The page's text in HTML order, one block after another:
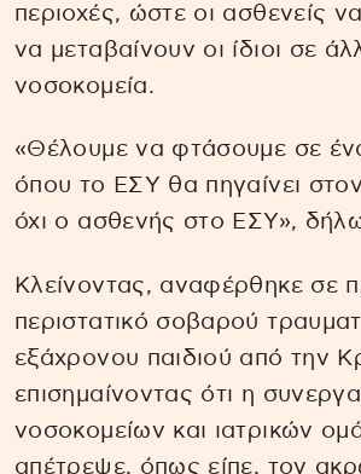
περιοχές, ώστε οι ασθενείς
να μεταβαίνουν οι ίδιοι σε
νοσοκομεία.
«Θέλουμε να φτάσουμε σε
όπου το ΕΣΥ θα πηγαίνει
όχι ο ασθενής στο ΕΣΥ»,
Κλείνοντας, αναφέρθηκε σε
περιστατικό σοβαρού
εξάχρονου παιδιού από την
επισημαίνοντας ότι η
νοσοκομείων και ιατρικών
απέτρεψε, όπως είπε, τον